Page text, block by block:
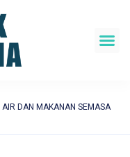
DAN MAKANAN SEMASA